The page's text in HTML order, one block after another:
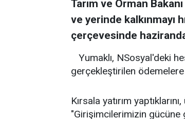
Tarım ve Orman
ve yerinde kalkınmayı
çerçevesinde
Yumaklı, NSosyal'deki
gerçekleştirilen
Kırsala yatırım
"Girişimcilerimizin gücüne